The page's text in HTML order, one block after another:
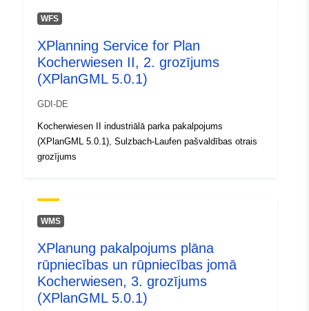
atrašanās vieta:
48.965084 ], [ 9.8390237,
48.965084 ], [ 9.8390237,
48.9641889 ], [ 9.8382321,
Tips:
Polygon
WFS
XPlanning Service for Plan
Kocherwiesen II, 2. grozījums
(XPlanGML 5.0.1)
GDI-DE
Kocherwiesen II industriālā parka pakalpojums
(XPlanGML 5.0.1), Sulzbach-Laufen pašvaldības otrais
grozījums
WMS
XPlanung pakalpojums plāna
rūpniecības un rūpniecības jomā
Kocherwiesen, 3. grozījums
(XPlanGML 5.0.1)